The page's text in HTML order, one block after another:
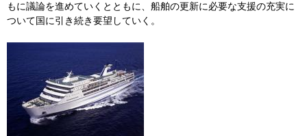
もに議論を進めていくとともに、船舶の更新に必要な支援の充実に
ついて国に引き続き要望していく。